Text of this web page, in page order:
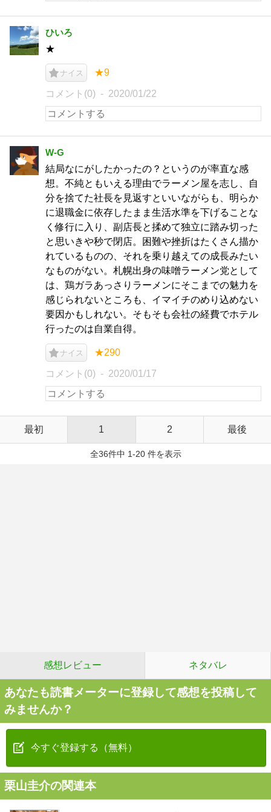
ひいろ
★
ナイス ★9
コメント(0) 2020/01/22
W-G
結局なにがしたかったの？というのが率直な感
想。不純ともいえる理由でラーメン屋を志し、自
分を捨てた社長を見返すといいながらも、明らか
に退職金に依存したまま生活水準を下げることな
く修行に入り、副店長と揉めて独立に踏み切った
と思いきや秒で閉店。困難や挫折はたくさん描か
れているものの、それを乗り越えての成長みたい
なものがない。札幌出身の味噌ラーメン党として
は、鶏ガラあっさりラーメンにそこまでの魅力を
感じられないところも、イマイチのめり込めない
要因かもしれない。そもそも会社の経費でホテル
行ったのは自業自得。
ナイス ★290
コメント(0) 2020/01/17
最初 1 2 最後
全36件中 1-20 件を表示
感想レビュー ネタバレ
あなたも読書メーターに登録して感想を投稿して
みませんか？
今すぐ登録する（無料）
栗山圭介の関連本